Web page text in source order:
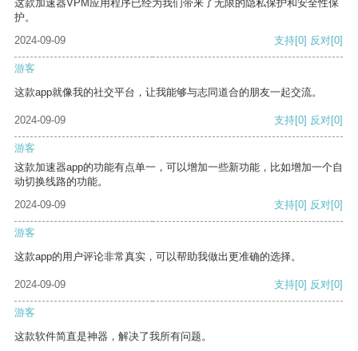
这款加速器VPM应用程序已经为我们带来了无限的隐私保护和安全性保
护。
2024-09-09
支持[0] 反对[0]
游客
这款app就像我的社交平台，让我能够与志同道合的朋友一起交流。
2024-09-09 支持[0] 反对[0]
游客
这款加速器app的功能有点单一，可以增加一些新功能，比如增加一个自
动切换线路的功能。
2024-09-09
支持[0] 反对[0]
游客
这款app的用户评论非常真实，可以帮助我做出更准确的选择。
2024-09-09 支持[0] 反对[0]
游客
这款软件简直是神器，解决了我所有问题。